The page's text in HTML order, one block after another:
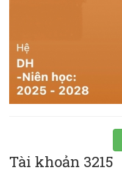
Tài khoản 3215